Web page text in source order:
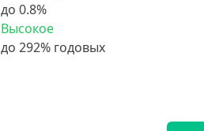
до 0.8%
Высокое